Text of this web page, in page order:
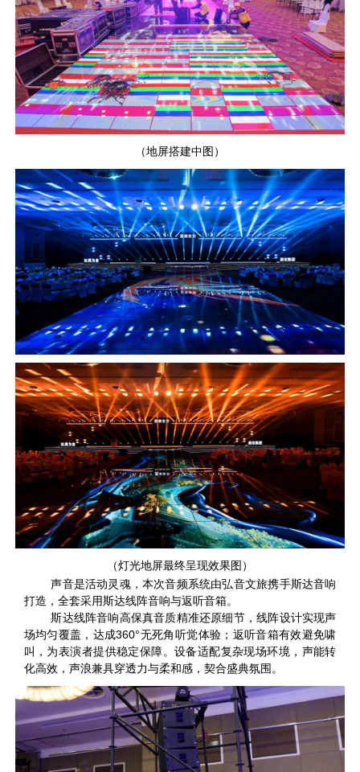
（地屏搭建中图）
（灯光地屏最终呈现效果图）
声音是活动灵魂，本次音频系统由弘音文旅携手斯达音响
打造，全套采用斯达线阵音响与返听音箱。
斯达线阵音响高保真音质精准还原细节，线阵设计实现声
场均匀覆盖，达成360°无死角听觉体验；返听音箱有效避免啸
叫，为表演者提供稳定保障。设备适配复杂现场环境，声能转
化高效，声浪兼具穿透力与柔和感，契合盛典氛围。